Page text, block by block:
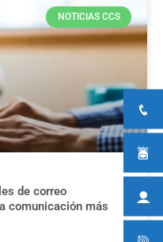
NOTICIAS CCS
de correo
comunicación más